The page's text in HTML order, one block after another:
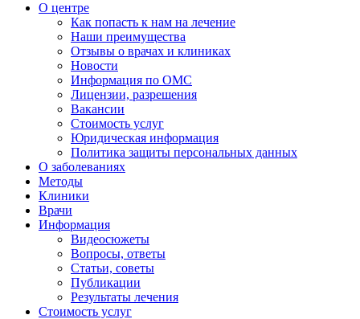
О центре
Как попасть к нам на лечение
Наши преимущества
Отзывы о врачах и клиниках
Новости
Информация по ОМС
Лицензии, разрешения
Вакансии
Стоимость услуг
Юридическая информация
Политика защиты персональных данных
О заболеваниях
Методы
Клиники
Врачи
Информация
Видеосюжеты
Вопросы, ответы
Статьи, советы
Публикации
Результаты лечения
Стоимость услуг